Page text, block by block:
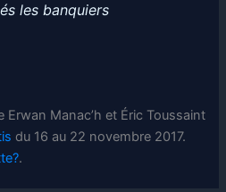
les banquiers
Erwan Manac’h et Éric Toussaint
du 16 au 22 novembre 2017.
.